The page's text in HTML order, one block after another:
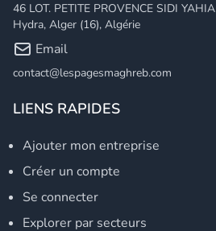
46 LOT. PETITE PROVENCE SIDI YAHIA
Hydra, Alger (16), Algérie
Email
contact@lespagesmaghreb.com
LIENS RAPIDES
Ajouter mon entreprise
Créer un compte
Se connecter
Explorer par secteurs